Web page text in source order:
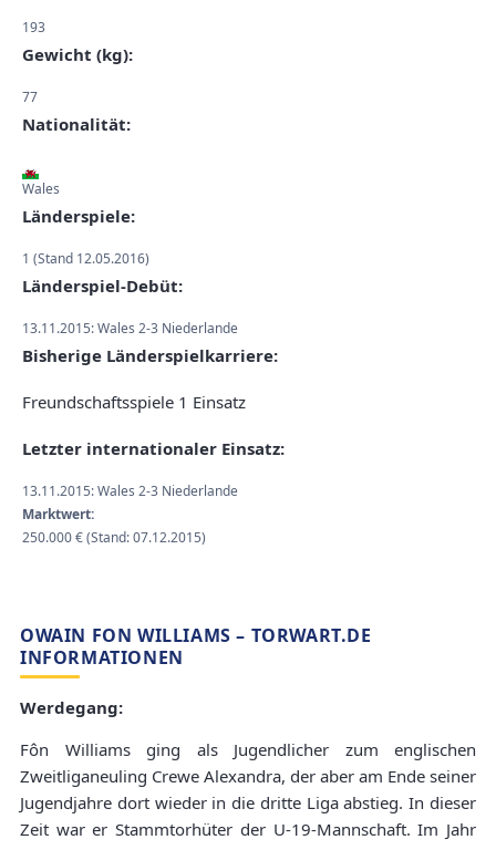
193
Gewicht (kg):
77
Nationalität:
Wales
Länderspiele:
1 (Stand 12.05.2016)
Länderspiel-Debüt:
13.11.2015: Wales 2-3 Niederlande
Bisherige Länderspielkarriere:
Freundschaftsspiele 1 Einsatz
Letzter internationaler Einsatz:
13.11.2015: Wales 2-3 Niederlande
Marktwert:
250.000 € (Stand: 07.12.2015)
OWAIN FON WILLIAMS – TORWART.DE
INFORMATIONEN
Werdegang:
Fôn Williams ging als Jugendlicher zum englischen
Zweitliganeuling Crewe Alexandra, der aber am Ende seiner
Jugendjahre dort wieder in die dritte Liga abstieg. In dieser
Zeit war er Stammtorhüter der U-19-Mannschaft. Im Jahr